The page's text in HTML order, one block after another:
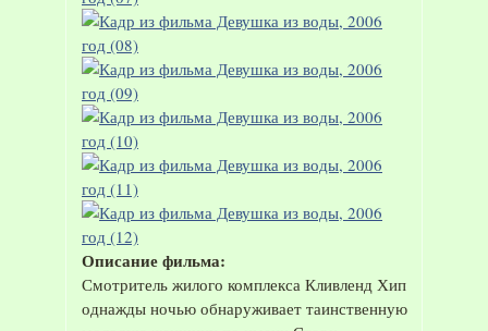
Описание фильма:
Смотритель жилого комплекса Кливленд Хип
однажды ночью обнаруживает таинственную